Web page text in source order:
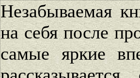
Незабываемая
на себя после
самые яркие